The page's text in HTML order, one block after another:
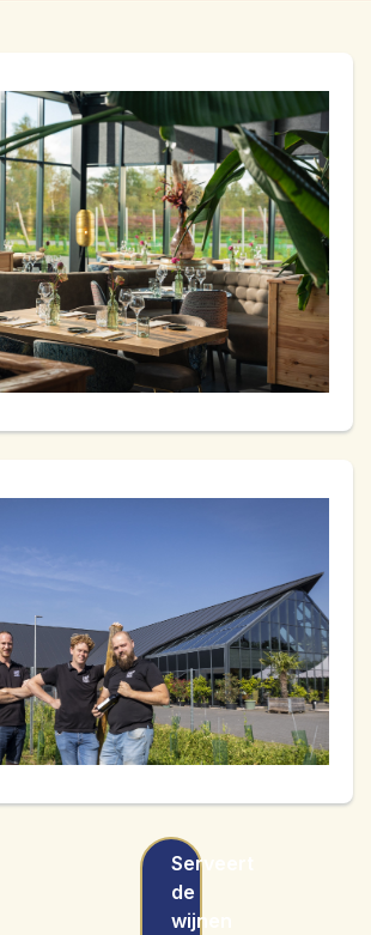
Serveert
de
wijnen